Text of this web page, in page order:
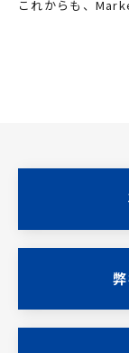
これからも、